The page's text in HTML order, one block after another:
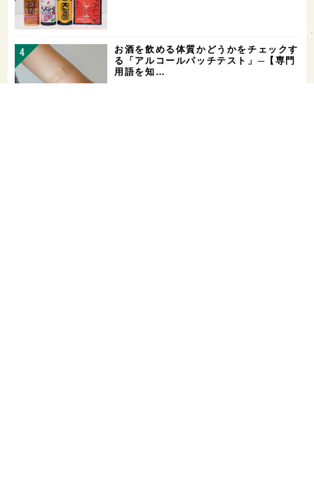
お酒を飲める体質かどうかをチェックす
る「アルコールパッチテスト」─【専門
用語を知…